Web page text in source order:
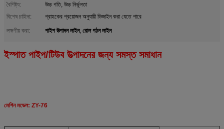
বৈশিষ্ট্য:
উচ্চ গতি, উচ্চ নির্ভুলতা
বিশেষ চাহিদা:
গ্রাহকের প্রয়োজন অনুযায়ী ডিজাইন করা যেতে পারে
লক্ষণীয় করা:
পাইপ উত্পাদন লাইন, রোল গঠন লাইন
ইস্পাত পাইপ/টিউব উত্পাদনের জন্য সমস্ত সমাধান
মেশিন মডেল: ZY-76